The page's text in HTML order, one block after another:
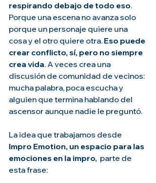
respirando debajo de todo eso.
Porque una escena no avanza solo
porque un personaje quiere una
cosa y el otro quiere otra. Eso puede
crear conflicto, sí, pero no siempre
crea vida. A veces crea una
discusión de comunidad de vecinos:
mucha palabra, poca escucha y
alguien que termina hablando del
ascensor aunque nadie le preguntó.
La idea que trabajamos desde
Impro Emotion, un espacio para las
emociones en la impro, parte de
esta frase: